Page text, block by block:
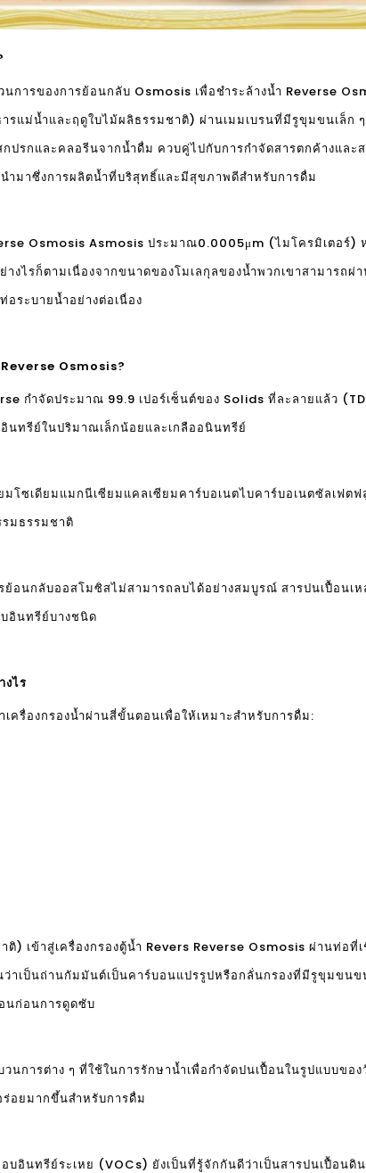
นการของการย้อนกลับ Osmosis เพื่อชำระล้างน้ำ Reverse
รแม่น้ำและฤดูใบไม้ผลิธรรมชาติ) ผ่านเมมเบรนที่มีรูขุมขนเล็ก
ปรกและคลอรีนจากน้ำดื่ม ควบคู่ไปกับการกำจัดสารตกค้างและ
ำมาซึ่งการผลิตน้ำที่บริสุทธิ์และมีสุขภาพดีสำหรับการดื่ม
Osmosis Asmosis ประมาณ0.0005μm (ไมโครมิเตอร์)
ไรก็ตามเนื่องจากขนาดของโมเลกุลของน้ำพวกเขาสามารถผ่
ระบายน้ำอย่างต่อเนื่อง
Osmosis?
กำจัดประมาณ 99.9 เปอร์เซ็นต์ของ Solids ที่ละลายแล้ว
นทรีย์ในปริมาณเล็กน้อยและเกลืออนินทรีย์
โซเดียมแมกนีเซียมแคลเซียมคาร์บอเนตไบคาร์บอเนตซัลเฟตฟ
มธรรมชาติ
ย้อนกลับออสโมซิสไม่สามารถลบได้อย่างสมบูรณ์ สารปนเปื้อนเ
อินทรีย์บางชนิด
ไร
ครื่องกรองน้ำผ่านสี่ขั้นตอนเพื่อให้เหมาะสำหรับการดื่ม:
) เข้าสู่เครื่องกรองตู้น้ำ Revers Reverse Osmosis ผ่านท่อ
าเป็นถ่านกัมมันต์เป็นคาร์บอนแปรรูปหรือกลั่นกรองที่มีรูขุมขน
นก่อนการดูดซับ
การต่าง ๆ ที่ใช้ในการรักษาน้ำเพื่อกำจัดปนเปื้อนในรูปแบบขอ
อยมากขึ้นสำหรับการดื่ม
บอินทรีย์ระเหย (VOCs) ยังเป็นที่รู้จักกันดีว่าเป็นสารปนเปื้อน